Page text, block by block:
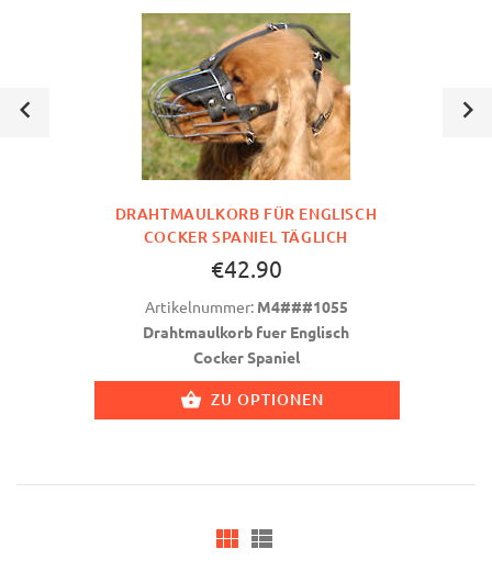
DRAHTMAULKORB FÜR ENGLISCH
COCKER SPANIEL TÄGLICH
€42.90
Artikelnummer: M4###1055
Drahtmaulkorb fuer Englisch
Cocker Spaniel
ZU OPTIONEN